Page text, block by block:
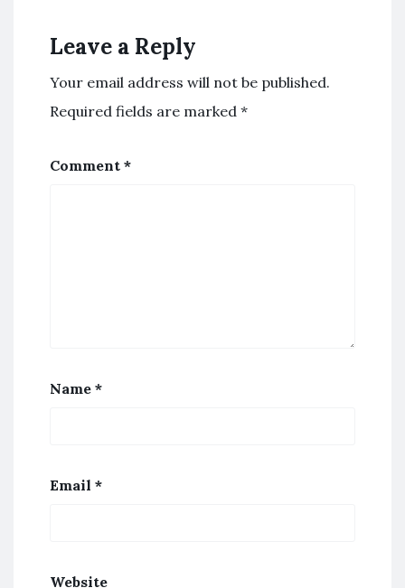
Leave a Reply
Your email address will not be published.
Required fields are marked *
Comment *
Name *
Email *
Website